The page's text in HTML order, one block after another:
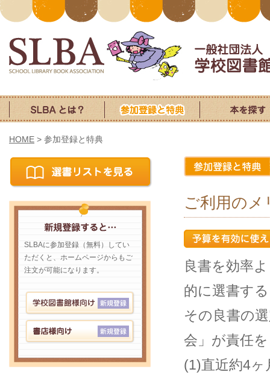
HOME > 参加登録と特典
ご利用のメ
良書を効率
的に選書す
その良書の
会」が責任
(1)直近約4
SLBAに参加登録（無料）してい
ただくと、ホームページからもご
注文が可能になります。